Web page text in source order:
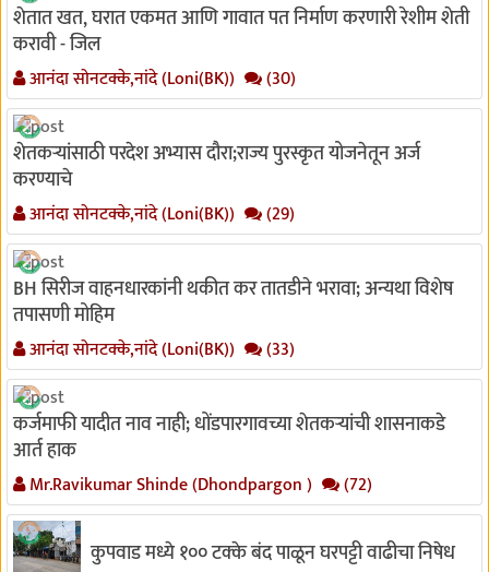
शेतात खत, घरात एकमत आणि गावात पत निर्माण करणारी रेशीम शेती
करावी - जिल
आनंदा सोनटक्के,नांदे (Loni(BK)) (30)
शेतकऱ्यांसाठी परदेश अभ्यास दौरा;राज्य पुरस्कृत योजनेतून अर्ज
करण्याचे
आनंदा सोनटक्के,नांदे (Loni(BK)) (29)
BH सिरीज वाहनधारकांनी थकीत कर तातडीने भरावा; अन्यथा विशेष
तपासणी मोहिम
आनंदा सोनटक्के,नांदे (Loni(BK)) (33)
कर्जमाफी यादीत नाव नाही; धोंडपारगावच्या शेतकऱ्यांची शासनाकडे
आर्त हाक
Mr.Ravikumar Shinde (Dhondpargon ) (72)
कुपवाड मध्ये १०० टक्के बंद पाळून घरपट्टी वाढीचा निषेध